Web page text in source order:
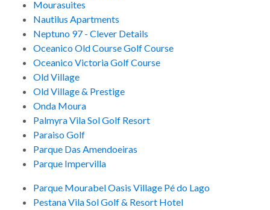
Mourasuites
Nautilus Apartments
Neptuno 97 - Clever Details
Oceanico Old Course Golf Course
Oceanico Victoria Golf Course
Old Village
Old Village & Prestige
Onda Moura
Palmyra Vila Sol Golf Resort
Paraiso Golf
Parque Das Amendoeiras
Parque Impervilla
Parque Mourabel Oasis Village Pé do Lago
Pestana Vila Sol Golf & Resort Hotel